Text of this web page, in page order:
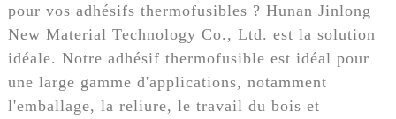
pour vos adhésifs thermofusibles ? Hunan Jinlong
New Material Technology Co., Ltd. est la solution
idéale. Notre adhésif thermofusible est idéal pour
une large gamme d'applications, notamment
l'emballage, la reliure, le travail du bois et